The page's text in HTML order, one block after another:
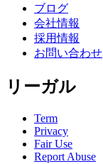
ブログ
会社情報
採用情報
お問い合わせ
リーガル
Term
Privacy
Fair Use
Report Abuse